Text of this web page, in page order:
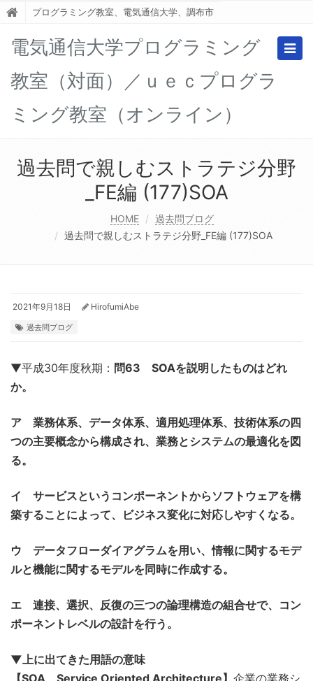
プログラミング教室、電気通信大学、調布市
電気通信大学プログラミング
教室（対面）／ｕｅｃプログラ
ミング教室（オンライン）
過去問で親しむストラテジ分野
_FE編 (177)SOA
HOME
過去問ブログ
過去問で親しむストラテジ分野_FE編 (177)SOA
2021年9月18日 HirofumiAbe
過去問ブログ
▼平成30年度秋期： 問63 SOAを説明したものはどれ
か。
ア 業務体系、データ体系、適用処理体系、技術体系の四
つの主要概念から構成され、業務とシステムの最適化を図
る。
イ サービスというコンポーネントからソフトウェアを構
築することによって、ビジネス変化に対応しやすくなる。
ウ データフローダイアグラムを用い、情報に関するモデ
ルと機能に関するモデルを同時に作成する。
エ 連接、選択、反復の三つの論理構造の組合せで、コン
ポーネントレベルの設計を行う。
▼上に出てきた用語の意味